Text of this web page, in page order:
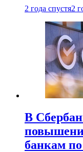
2 года спустя2
В
банкам